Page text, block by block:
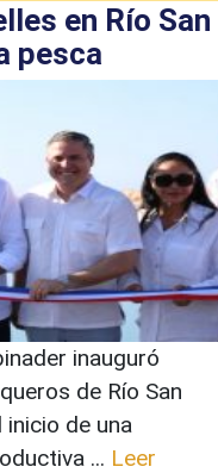
en Río San
pesca
inauguró
de Río San
inicio de una
... Leer